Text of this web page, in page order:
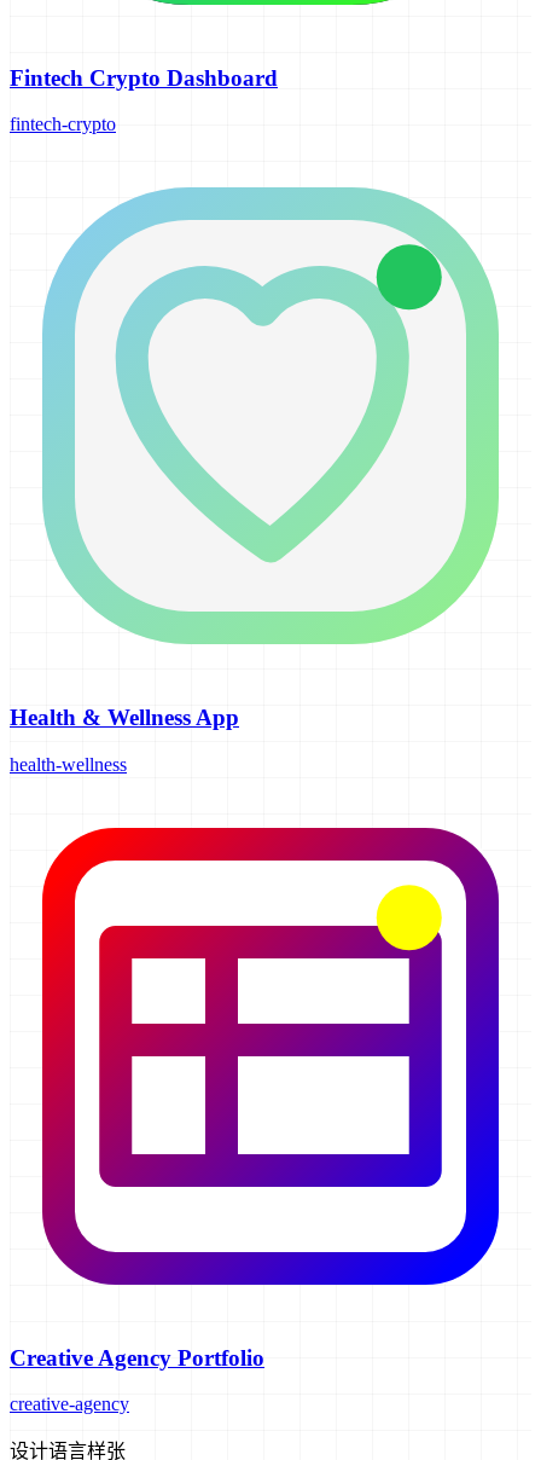
Fintech Crypto Dashboard
fintech-crypto
Health & Wellness App
health-wellness
Creative Agency Portfolio
creative-agency
设计语言样张